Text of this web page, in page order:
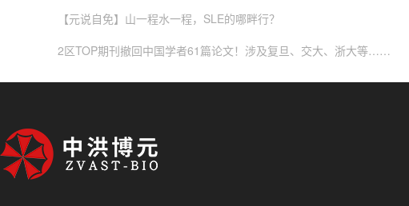
【元说自免】山一程水一程，SLE的哪畔行？
2区TOP期刊撤回中国学者61篇论文！涉及复旦、交大、浙大等……